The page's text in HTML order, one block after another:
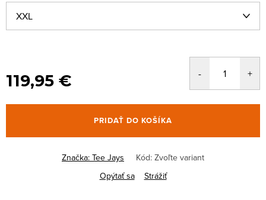
119,95 €
PRIDAŤ DO KOŠÍKA
Značka: Tee Jays Kód: Zvoľte variant
Opýtať sa
Strážiť